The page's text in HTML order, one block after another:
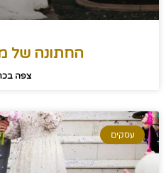
החתונה של
צפה
עסקים